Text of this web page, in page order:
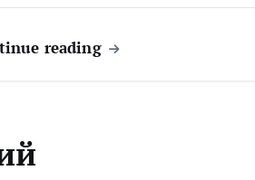
reading